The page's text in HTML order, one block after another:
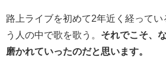
路上ライブを初めて2年近く経って
う人の中で歌を歌う。 それでこそ、
磨かれていったのだと思います。